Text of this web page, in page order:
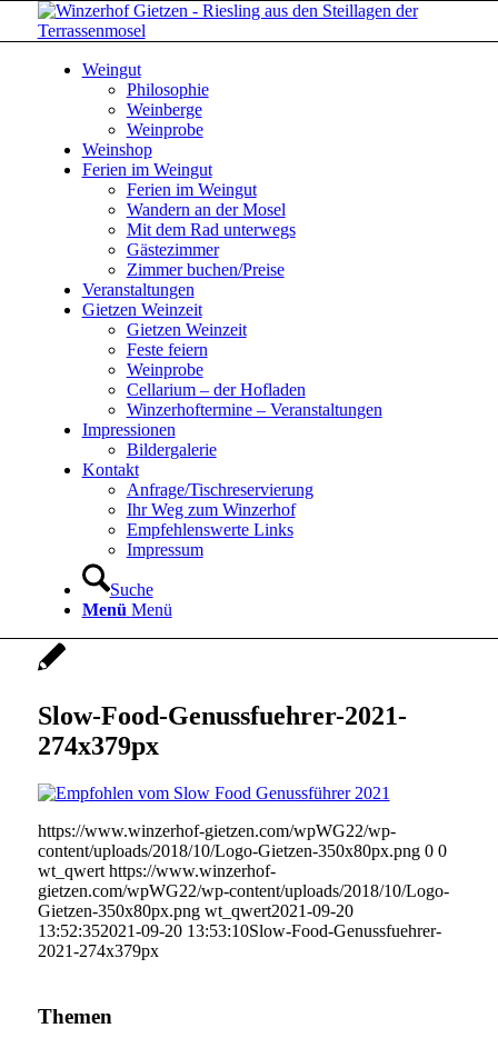
Weingut
Philosophie
Weinberge
Weinprobe
Weinshop
Ferien im Weingut
Ferien im Weingut
Wandern an der Mosel
Mit dem Rad unterwegs
Gästezimmer
Zimmer buchen/Preise
Veranstaltungen
Gietzen Weinzeit
Gietzen Weinzeit
Feste feiern
Weinprobe
Cellarium – der Hofladen
Winzerhoftermine – Veranstaltungen
Impressionen
Bildergalerie
Kontakt
Anfrage/Tischreservierung
Ihr Weg zum Winzerhof
Empfehlenswerte Links
Impressum
Suche
Menü Menü
Slow-Food-Genussfuehrer-2021-
274x379px
https://www.winzerhof-gietzen.com/wpWG22/wp-
content/uploads/2018/10/Logo-Gietzen-350x80px.png 0 0
wt_qwert https://www.winzerhof-
gietzen.com/wpWG22/wp-content/uploads/2018/10/Logo-
Gietzen-350x80px.png wt_qwert2021-09-20
13:52:352021-09-20 13:53:10Slow-Food-Genussfuehrer-
2021-274x379px
Themen